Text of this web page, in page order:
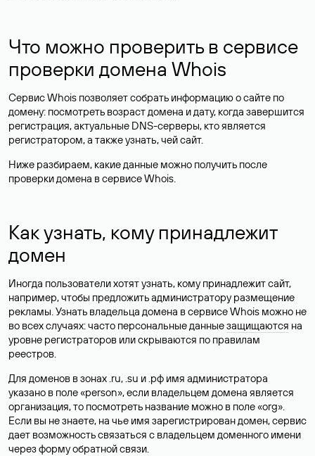
Что можно проверить в сервисе
проверки домена Whois
Сервис Whois позволяет собрать информацию о сайте по
домену: посмотреть возраст домена и дату, когда завершится
регистрация, актуальные DNS-серверы, кто является
регистратором, а также узнать, чей сайт.
Ниже разбираем, какие данные можно получить после
проверки домена в сервисе Whois.
Как узнать, кому принадлежит
домен
Иногда пользователи хотят узнать, кому принадлежит сайт,
например, чтобы предложить администратору размещение
рекламы. Узнать владельца домена в сервисе Whois можно не
во всех случаях: часто персональные данныезащищаются на
уровне регистраторов или скрываются по правилам
реестров.
Для доменов в зонах .ru, .su и .рф имя администратора
указано в поле «person», если владельцем домена является
организация, то посмотреть название можно в поле «org».
Если вы не знаете, на чье имя зарегистрирован домен, сервис
дает возможность связаться с владельцем доменного имени
через форму обратной связи.